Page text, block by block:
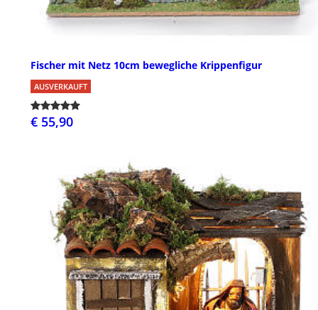
Fischer mit Netz 10cm bewegliche Krippenfigur
AUSVERKAUFT
€ 55,90